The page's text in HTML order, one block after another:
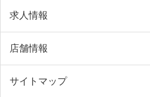
求人情報
店舗情報
サイトマップ